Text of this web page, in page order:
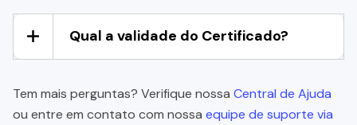
Qual a validade do Certificado?
Tem mais perguntas? Verifique nossa Central de Ajuda
ou entre em contato com nossa equipe de suporte via